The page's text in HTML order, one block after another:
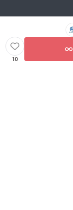
10